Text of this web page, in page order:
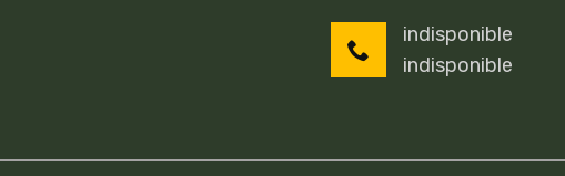
indisponible
indisponible